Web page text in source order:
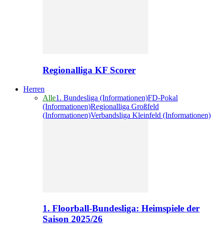
Regionalliga KF Scorer
Herren
Alle1. Bundesliga (Informationen)FD-Pokal
(Informationen)Regionalliga Großfeld
(Informationen)Verbandsliga Kleinfeld (Informationen)
1. Floorball-Bundesliga: Heimspiele der
Saison 2025/26